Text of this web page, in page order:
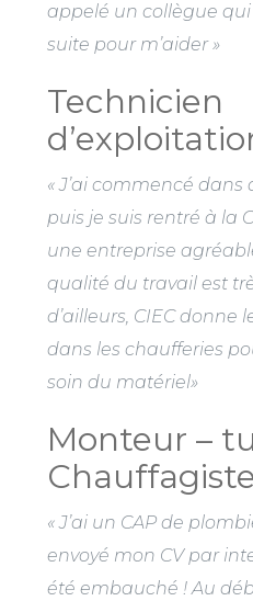
appelé un collègue
suite pour m’aider »
Technicien
« J’ai commencé
puis je suis rentré à la
une entreprise
qualité du travail est
d’ailleurs, CIEC donne
dans les chaufferies
soin du matériel»
Monteur –
Chauffagiste
« J’ai un CAP de
envoyé mon CV par
été embauché ! Au